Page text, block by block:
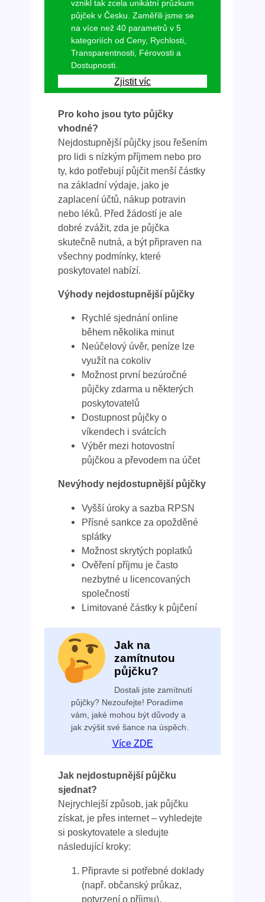
vznikl tak zcela unikátní průzkum
půjček v Česku. Zaměřili jsme se
na více než 40 parametrů v 5
kategoriích od Ceny, Rychlosti,
Transparentnosti, Férovosti a
Dostupnosti.
Zjistit víc
Pro koho jsou tyto půjčky
vhodné?
Nejdostupnější půjčky jsou řešením
pro lidi s nízkým příjmem nebo pro
ty, kdo potřebují půjčit menší částky
na základní výdaje, jako je
zaplacení účtů, nákup potravin
nebo léků. Před žádostí je ale
dobré zvážit, zda je půjčka
skutečně nutná, a být připraven na
všechny podmínky, které
poskytovatel nabízí.
Výhody nejdostupnější půjčky
Rychlé sjednání online
během několika minut
Neúčelový úvěr, peníze lze
využít na cokoliv
Možnost první bezúročné
půjčky zdarma u některých
poskytovatelů
Dostupnost půjčky o
víkendech i svátcích
Výběr mezi hotovostní
půjčkou a převodem na účet
Nevýhody nejdostupnější půjčky
Vyšší úroky a sazba RPSN
Přísné sankce za opožděné
splátky
Možnost skrytých poplatků
Ověření příjmu je často
nezbytné u licencovaných
společností
Limitované částky k půjčení
Jak na
zamítnutou
půjčku?
Dostali jste zamítnutí
půjčky? Nezoufejte! Poradíme
vám, jaké mohou být důvody a
jak zvýšit své šance na úspěch.
Více ZDE
Jak nejdostupnější půjčku
sjednat?
Nejrychlejší způsob, jak půjčku
získat, je přes internet – vyhledejte
si poskytovatele a sledujte
následující kroky:
Připravte si potřebné doklady
(např. občanský průkaz,
potvrzení o příjmu).